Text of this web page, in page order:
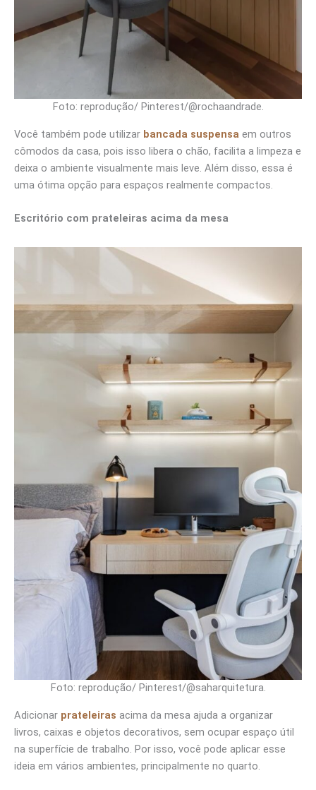
Foto: reprodução/ Pinterest/@rochaandrade.
Você também pode utilizar bancada suspensa em outros
cômodos da casa, pois isso libera o chão, facilita a limpeza e
deixa o ambiente visualmente mais leve. Além disso, essa é
uma ótima opção para espaços realmente compactos.
Escritório com prateleiras acima da mesa
Foto: reprodução/ Pinterest/@saharquitetura.
Adicionar prateleiras acima da mesa ajuda a organizar
livros, caixas e objetos decorativos, sem ocupar espaço útil
na superfície de trabalho. Por isso, você pode aplicar esse
ideia em vários ambientes, principalmente no quarto.